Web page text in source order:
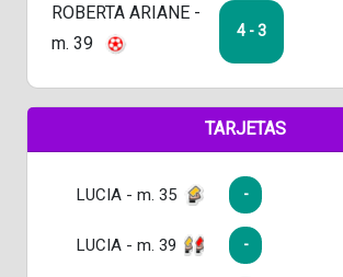
ROBERTA ARIANE -
m. 39
4 - 3
TARJETAS
LUCIA - m. 35 -
LUCIA - m. 39 -